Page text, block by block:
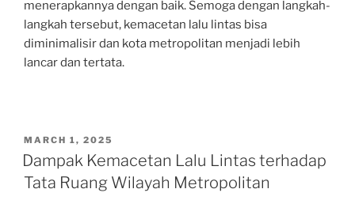
menerapkannya dengan baik. Semoga dengan langkah-
langkah tersebut, kemacetan lalu lintas bisa
diminimalisir dan kota metropolitan menjadi lebih
lancar dan tertata.
POSTED
ON
MARCH 1, 2025
Dampak Kemacetan Lalu Lintas terhadap
Tata Ruang Wilayah Metropolitan